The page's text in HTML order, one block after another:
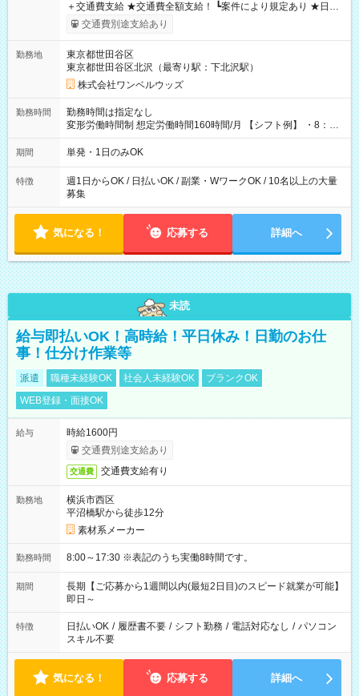
＋交通費支給 ★交通費全額支給！ ┗案件により規定あり ★日払
いOK！（規定あり） ┗働いたその日に現金GET♪ お仕事後はコ
ンビニATMから 日払い分を引き落とせます！ 【試用期間】試
交通費別途支給あり
勤務地
東京都世田谷区
東京都世田谷区北沢（最寄り駅：下北沢駅）
株式会社ワンベルウッズ
勤務時間
勤務時間は指定なし
変形労働時間制 想定労働時間160時間/月 【シフト例】 ・8：00
～21：00
期間 単発・1日のみOK
特徴
週1日からOK / 日払いOK / 副業・WワークOK / 10名以上の大量
募集
気になる！ 応募する 詳細へ
未読
給与即払いOK！高時給！平日休み！日勤のお仕
事！仕分け作業等
派遣 職種未経験OK 社会人未経験OK
ブランクOK
WEB登録・面接OK
給与
時給1600円
交通費別途支給あり
交通費 交通費支給有り
勤務地
横浜市西区
平沼橋駅から徒歩12分
素材系メーカー
勤務時間 8:00～17:30 ※表記のうち実働8時間です。
期間
長期【ご応募から1週間以内(最短2日目)のスピード就業が可能】
即日～
特徴 日払いOK / 履歴書不要 / シフト勤務 / 電話対応なし / パソコン
スキル不要
気になる！ 応募する 詳細へ